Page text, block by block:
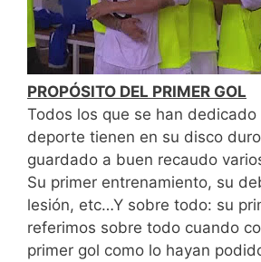
PROPÓSITO DEL PRIMER GOL
Todos los que se han
deporte tienen en su disco
guardado a buen recaudo
Su primer entrenamiento, su
lesión, etc…Y sobre todo: su
referimos sobre todo cuando
primer gol como lo hayan